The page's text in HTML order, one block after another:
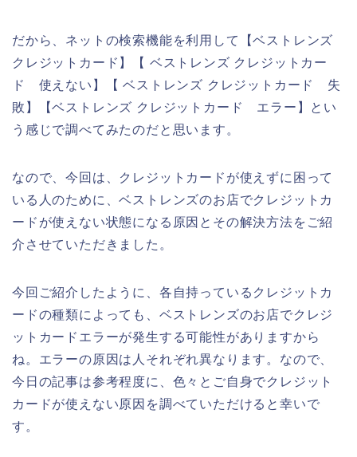
だから、ネットの検索機能を利用して【ベストレンズ
クレジットカード】【 ベストレンズ クレジットカー
ド 使えない】【 ベストレンズ クレジットカード 失
敗】【ベストレンズ クレジットカード エラー】とい
う感じで調べてみたのだと思います。
なので、今回は、クレジットカードが使えずに困って
いる人のために、ベストレンズのお店でクレジットカ
ードが使えない状態になる原因とその解決方法をご紹
介させていただきました。
今回ご紹介したように、各自持っているクレジットカ
ードの種類によっても、ベストレンズのお店でクレジ
ットカードエラーが発生する可能性がありますから
ね。エラーの原因は人それぞれ異なります。なので、
今日の記事は参考程度に、色々とご自身でクレジット
カードが使えない原因を調べていただけると幸いで
す。